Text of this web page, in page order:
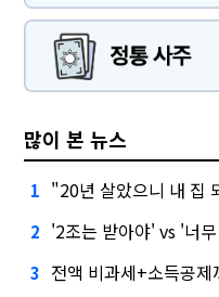
많이 본 뉴스
1 "20년 살았으니 내 집
2 '2조는 받아야' vs '너
3 전액 비과세+소득공